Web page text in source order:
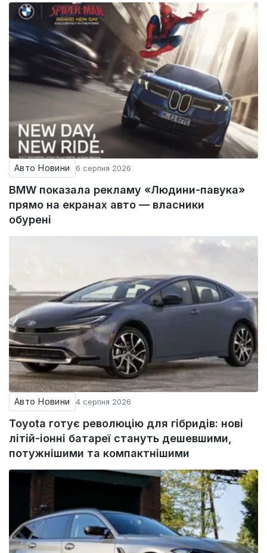
Авто Новини 6 серпня 2026
BMW показала рекламу «Людини-павука»
прямо на екранах авто — власники
обурені
Авто Новини 4 серпня 2026
Toyota готує революцію для гібридів: нові
літій-іонні батареї стануть дешевшими,
потужнішими та компактнішими